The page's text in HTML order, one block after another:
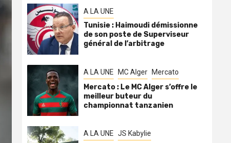
A LA UNE
Tunisie : Haimoudi démissionne
de son poste de Superviseur
général de l’arbitrage
A LA UNE MC Alger Mercato
Mercato : Le MC Alger s’offre le
meilleur buteur du
championnat tanzanien
A LA UNE JS Kabylie